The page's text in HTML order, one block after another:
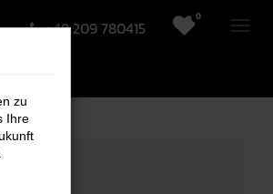
0
+49 209 780415
zu
Ihre